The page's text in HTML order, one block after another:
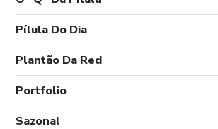
Pílula Do Dia
Plantão Da Red
Portfolio
Sazonal